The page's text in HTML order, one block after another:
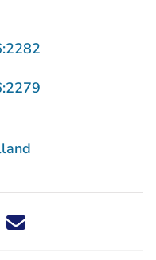
dit nieuwsbericht via X -
dit nieuwsbericht via
Deel dit nieuwsbericht
Deel dit